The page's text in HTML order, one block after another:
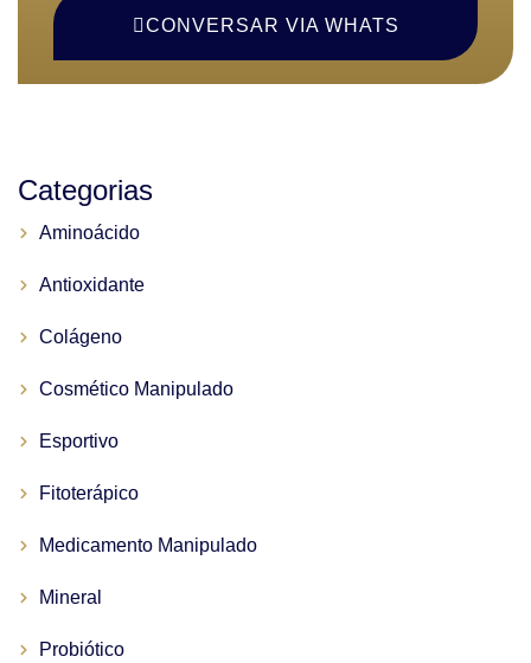
CONVERSAR VIA WHATS
Categorias
Aminoácido
Antioxidante
Colágeno
Cosmético Manipulado
Esportivo
Fitoterápico
Medicamento Manipulado
Mineral
Probiótico